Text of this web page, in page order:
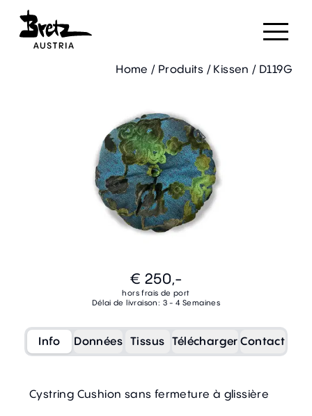
Home / Produits / Kissen / D119G
€ 250,-
hors frais de port
Délai de livraison: 3 - 4 Semaines
Info Données Tissus Télécharger Contact
Cystring Cushion sans fermeture à glissière